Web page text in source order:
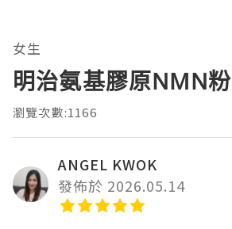
女生
明治氨基膠原NMN粉
瀏覽次數:1166
ANGEL KWOK
發佈於 2026.05.14